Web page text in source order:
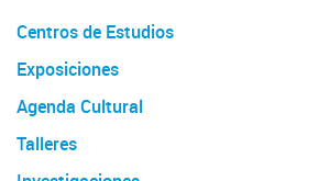
Centros de Estudios
Exposiciones
Agenda Cultural
Talleres